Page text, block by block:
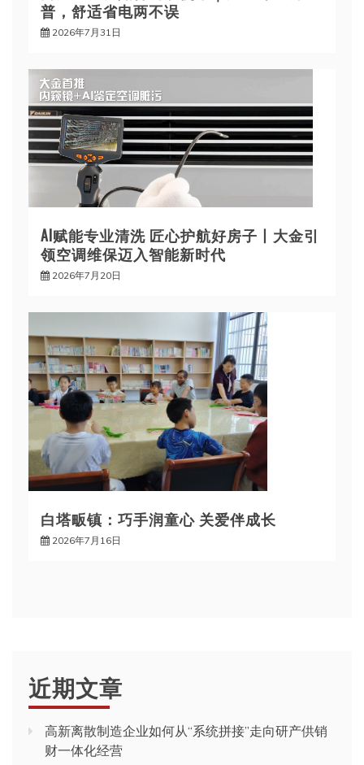
普，舒适省电两不误
2026年7月31日
AI赋能专业清洗 匠心护航好房子丨大金引
领空调维保迈入智能新时代
2026年7月20日
白塔畈镇：巧手润童心 关爱伴成长
2026年7月16日
近期文章
高新离散制造企业如何从“系统拼接”走向研产供销
财一体化经营